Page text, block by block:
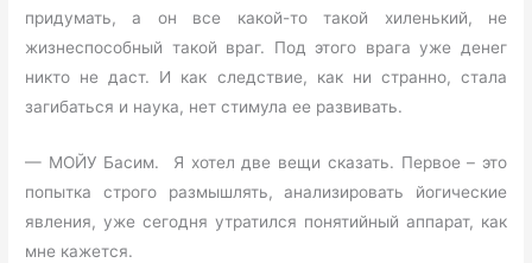
придумать, а он все какой-то такой хиленький, не
жизнеспособный такой враг. Под этого врага уже денег
никто не даст. И как следствие, как ни странно, стала
загибаться и наука, нет стимула ее развивать.
— МОЙУ Басим. Я хотел две вещи сказать. Первое – это
попытка строго размышлять, анализировать йогические
явления, уже сегодня утратился понятийный аппарат, как
мне кажется.